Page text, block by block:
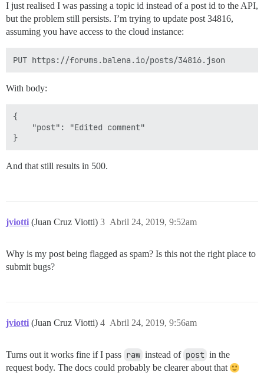
I just realised I was passing a topic id instead of a post id to the API,
but the problem still persists. I’m trying to update post 34816,
assuming you have access to the cloud instance:
With body:
{
    "post": "Edited comment"
And that still results in 500.
jviotti (Juan Cruz Viotti) Abril 24, 2019, 9:52am
3
Why is my post being flagged as spam? Is this not the right place to
submit bugs?
jviotti (Juan Cruz Viotti) Abril 24, 2019, 9:56am
4
Turns out it works fine if I pass raw instead of post in the
request body. The docs could probably be clearer about that